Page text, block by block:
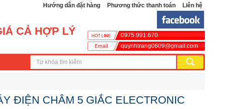
Hướng dẫn đặt hàng Phương thức thanh toán Liên hệ
CẢ HỢP LÝ
0975.991.670
quynhtrang0609@gmail.com
ĐIỆN CHÂM 5 GIẮC ELECTRONIC